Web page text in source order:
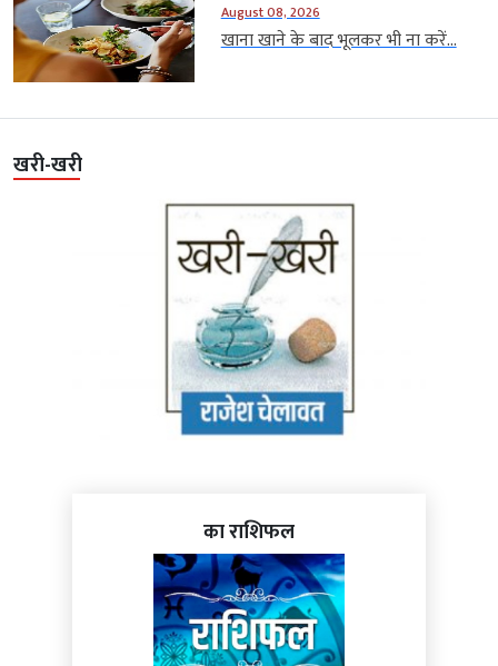
August 08, 2026
खाना खाने के बाद भूलकर भी ना करें...
खरी-खरी
का राशिफल